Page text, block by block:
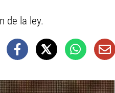
de la ley.